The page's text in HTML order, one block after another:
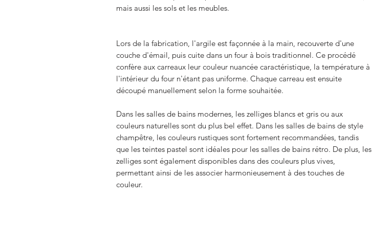
mais aussi les sols et les meubles.
Lors de la fabrication, l'argile est façonnée à la main, recouverte d'une
couche d'émail, puis cuite dans un four à bois traditionnel. Ce procédé
confère aux carreaux leur couleur nuancée caractéristique, la température à
l'intérieur du four n'étant pas uniforme. Chaque carreau est ensuite
découpé manuellement selon la forme souhaitée.
Dans les salles de bains modernes, les zelliges blancs et gris ou aux
couleurs naturelles sont du plus bel effet. Dans les salles de bains de style
champêtre, les couleurs rustiques sont fortement recommandées, tandis
que les teintes pastel sont idéales pour les salles de bains rétro. De plus, les
zelliges sont également disponibles dans des couleurs plus vives,
permettant ainsi de les associer harmonieusement à des touches de
couleur.